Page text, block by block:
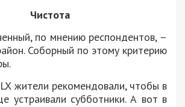
Чистота
по мнению респондентов, –
Соборный по этому критерию
жители рекомендовали, чтобы в
устраивали субботники. А вот в